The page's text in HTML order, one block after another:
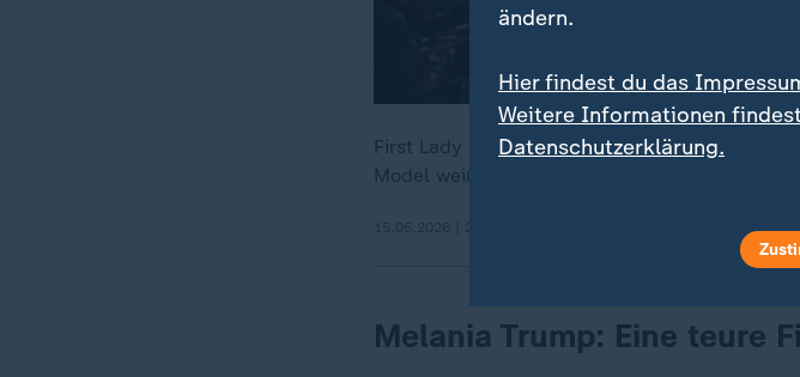
First Lady Melania Trump arbeitet seit mehr
Model weiß von klein auf, wo ihr Weg hingehen
Melania Trump: Eine teure
ändern.
Hier findest du das
Weitere Informationen
Datenschutzerklärung.